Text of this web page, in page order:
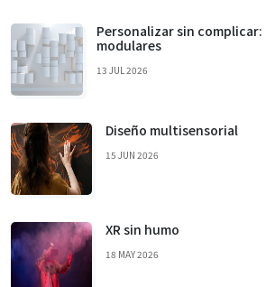
Personalizar sin
modulares
13 JUL 2026
Diseño multisensorial
15 JUN 2026
XR sin humo
18 MAY 2026